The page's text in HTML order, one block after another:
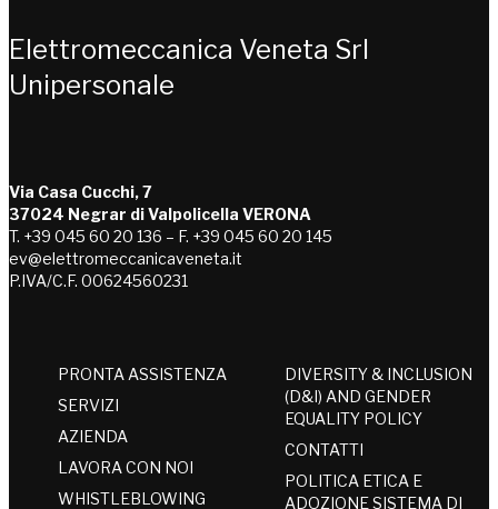
Elettromeccanica Veneta Srl
Unipersonale
Via Casa Cucchi, 7
37024 Negrar di Valpolicella VERONA
T. +39 045 60 20 136 – F. +39 045 60 20 145
ev@elettromeccanicaveneta.it
P.IVA/C.F. 00624560231
PRONTA ASSISTENZA
SERVIZI
AZIENDA
LAVORA CON NOI
WHISTLEBLOWING
DIVERSITY & INCLUSION
(D&I) AND GENDER
EQUALITY POLICY
CONTATTI
POLITICA ETICA E
ADOZIONE SISTEMA DI